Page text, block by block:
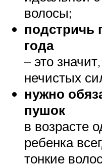
волосы;
подстричь
года
– это
нечистых
нужно
пушок
в возрасте
ребенка
тонкие